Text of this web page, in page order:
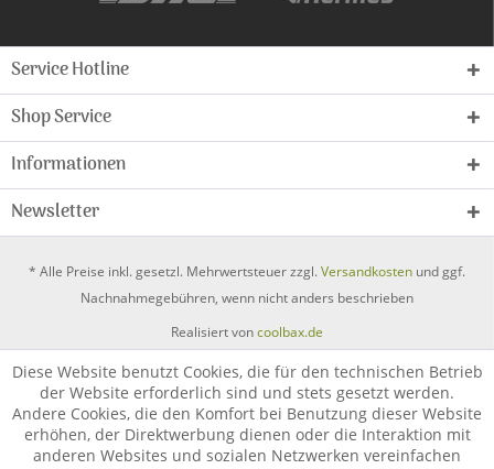
Service Hotline
Shop Service
Informationen
Newsletter
* Alle Preise inkl. gesetzl. Mehrwertsteuer zzgl.Versandkosten und ggf.
Nachnahmegebühren, wenn nicht anders beschrieben
Realisiert voncoolbax.de
Diese Website benutzt Cookies, die für den technischen Betrieb
der Website erforderlich sind und stets gesetzt werden.
Andere Cookies, die den Komfort bei Benutzung dieser Website
erhöhen, der Direktwerbung dienen oder die Interaktion mit
anderen Websites und sozialen Netzwerken vereinfachen